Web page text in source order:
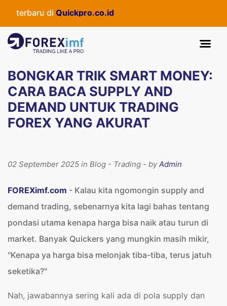
diQuickpro.co.id
BONGKAR TRIK SMART MONEY:
CARA BACA SUPPLY AND
DEMAND UNTUK TRADING
FOREX YANG AKURAT
02 September 2025 in Blog - Trading - byAdmin
FOREXimf.com - Kalau kita ngomongin supply and
demand trading, sebenarnya kita lagi bahas tentang
pondasi utama kenapa harga bisa naik atau turun di
market. Banyak Quickers yang mungkin masih mikir,
"Kenapa ya harga bisa melonjak tiba-tiba, terus jatuh
seketika?"
Nah, jawabannya sering kali ada di pola supply dan